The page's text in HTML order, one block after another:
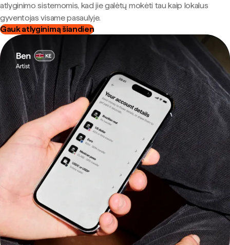
atlyginimo sistemomis, kad jie galėtų mokėti tau kaip lokalus
gyventojas visame pasaulyje.
Gauk atlyginimą šiandien